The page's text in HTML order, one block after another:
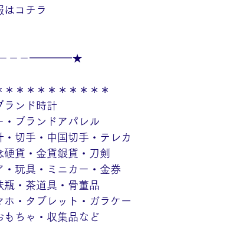
はコチラ
－━━━━★
＊＊＊＊＊＊＊＊＊
ランド時計
・ブランドアパレル
切手・中国切手・テレカ
貨・金貨銀貨・刀剣
玩具・ミニカー・金券
瓶・茶道具・骨董品
・タブレット・ガラケー
もちゃ・収集品など